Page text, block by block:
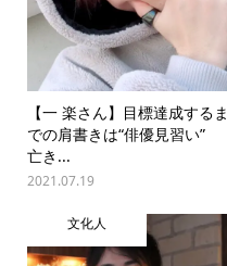
【一 楽さん】目標達成するま
での肩書きは“俳優見習い”
亡き...
2021.07.19
文化人